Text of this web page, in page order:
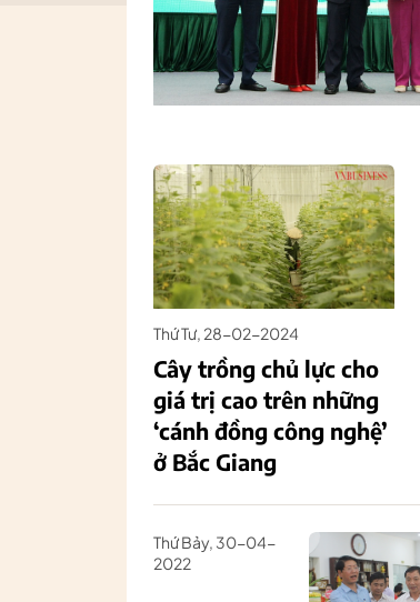
Thứ Tư, 28-02-2024
Cây trồng chủ lực cho
giá trị cao trên những
‘cánh đồng công nghệ’
ở Bắc Giang
Thứ Bảy, 30-04-
2022